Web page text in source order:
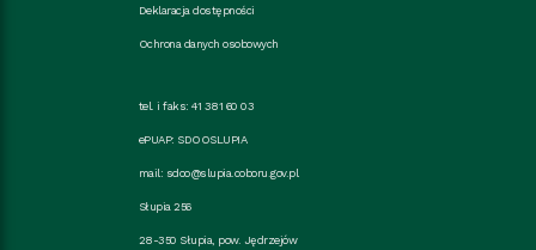
Deklaracja dostępności
Ochrona danych osobowych
tel. i faks: 41 381 60 03
ePUAP: SDOOSLUPIA
mail: sdoo@slupia.coboru.gov.pl
Słupia 256
28-350 Słupia, pow. Jędrzejów